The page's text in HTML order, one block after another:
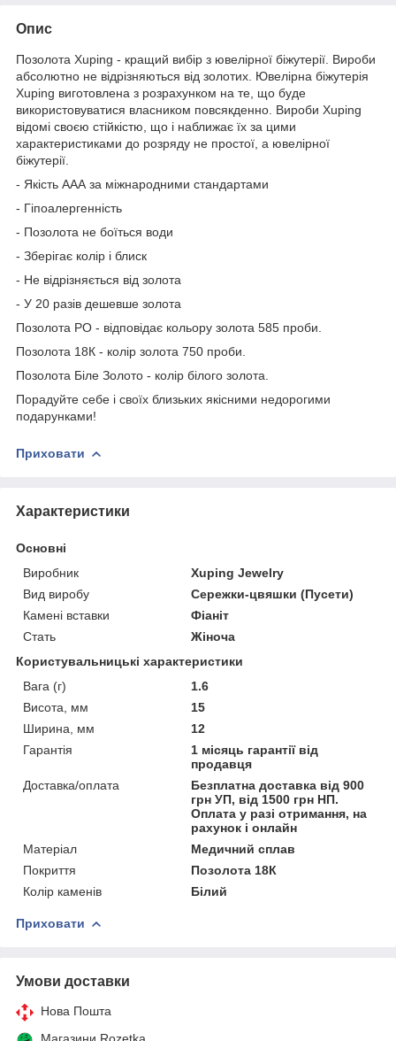
Опис
Позолота Xuping - кращий вибір з ювелірної біжутерії. Вироби
абсолютно не відрізняються від золотих. Ювелірна біжутерія
Xuping виготовлена з розрахунком на те, що буде
використовуватися власником повсякденно. Вироби Xuping
відомі своєю стійкістю, що і наближає їх за цими
характеристиками до розряду не простої, а ювелірної
біжутерії.
- Якість ААА за міжнародними стандартами
- Гіпоалергенність
- Позолота не боїться води
- Зберігає колір і блиск
- Не відрізняється від золота
- У 20 разів дешевше золота
Позолота РО - відповідає кольору золота 585 проби.
Позолота 18К - колір золота 750 проби.
Позолота Біле Золото - колір білого золота.
Порадуйте себе і своїх близьких якісними недорогими
подарунками!
Приховати
Характеристики
Основні
Виробник
Xuping Jewelry
Вид виробу
Сережки-цвяшки (Пусети)
Камені вставки
Фіаніт
Стать
Жіноча
Користувальницькі характеристики
Вага (г)
1.6
Висота, мм
15
Ширина, мм
12
Гарантія
1 місяць гарантії від
продавця
Доставка/оплата
Безплатна доставка від 900
грн УП, від 1500 грн НП.
Оплата у разі отримання, на
рахунок і онлайн
Матеріал
Медичний сплав
Покриття
Позолота 18К
Колір каменів
Білий
Приховати
Умови доставки
Нова Пошта
Магазини Rozetka